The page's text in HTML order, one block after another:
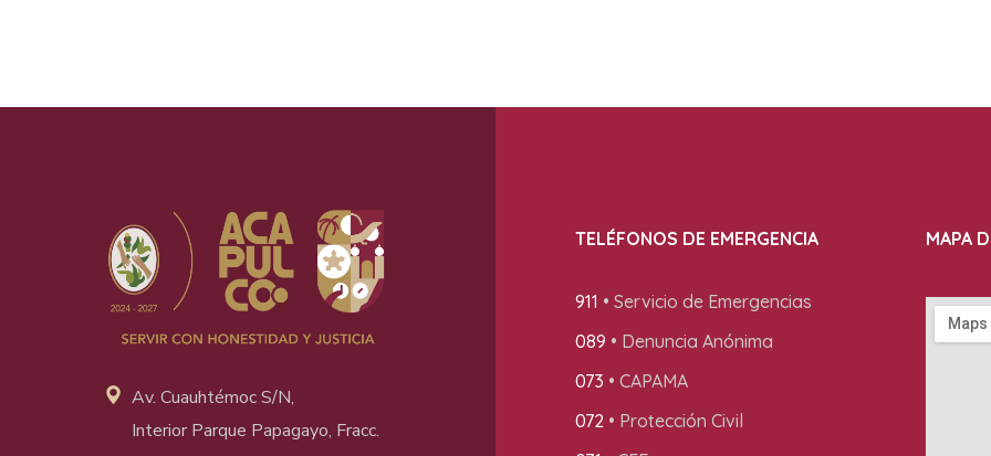
Av. Cuauhtémoc S/N,
Interior Parque Papagayo, Fracc.
TELÉFONOS DE EMERGENCIA
911 • Servicio de Emergencias
089 • Denuncia Anónima
073 • CAPAMA
072 • Protección Civil
MAPA